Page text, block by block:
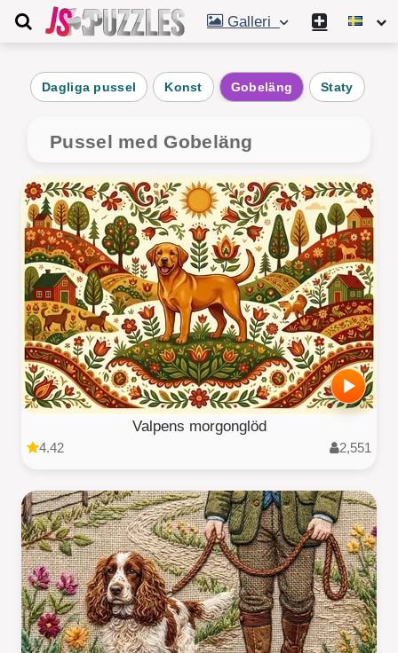
Galleri
Dagliga pussel Konst Gobeläng Staty
Pussel med Gobeläng
Valpens morgonglöd
4.42 2,551